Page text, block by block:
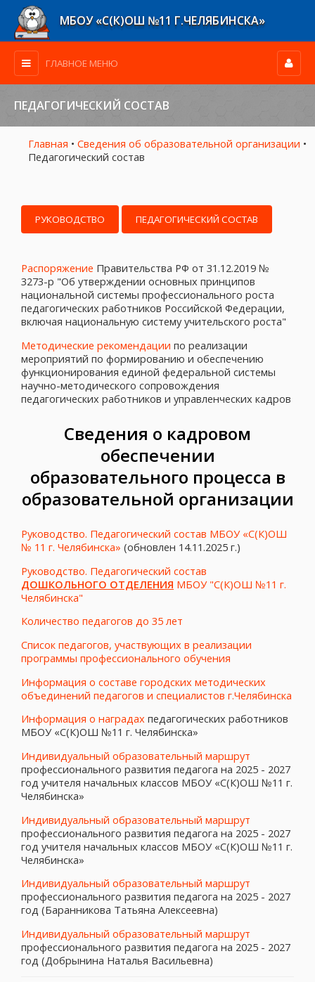
МБОУ «С(К)ОШ №11 Г.ЧЕЛЯБИНСКА»
ГЛАВНОЕ МЕНЮ
ПЕДАГОГИЧЕСКИЙ СОСТАВ
Главная • Сведения об образовательной организации •
Педагогический состав
РУКОВОДСТВО ПЕДАГОГИЧЕСКИЙ СОСТАВ
Распоряжение Правительства РФ от 31.12.2019 №
3273-р "Об утверждении основных принципов
национальной системы профессионального роста
педагогических работников Российской Федерации,
включая национальную систему учительского роста"
Методические рекомендации по реализации
мероприятий по формированию и обеспечению
функционирования единой федеральной системы
научно-методического сопровождения
педагогических работников и управленческих кадров
Сведения о кадровом
обеспечении
образовательного процесса в
образовательной организации
Руководство. Педагогический состав МБОУ «С(К)ОШ
№ 11 г. Челябинска» (обновлен 14.11.2025 г.)
Руководство. Педагогический состав
ДОШКОЛЬНОГО ОТДЕЛЕНИЯ МБОУ "С(К)ОШ №11 г.
Челябинска"
Количество педагогов до 35 лет
Список педагогов, участвующих в реализации
программы профессионального обучения
Информация о составе городских методических
объединений педагогов и специалистов г.Челябинска
Информация о наградах педагогических работников
МБОУ «С(К)ОШ №11 г. Челябинска»
Индивидуальный образовательный маршрут
профессионального развития педагога на 2025 - 2027
год учителя начальных классов МБОУ «С(К)ОШ №11 г.
Челябинска»
Индивидуальный образовательный маршрут
профессионального развития педагога на 2025 - 2027
год учителя начальных классов МБОУ «С(К)ОШ №11 г.
Челябинска»
Индивидуальный образовательный маршрут
профессионального развития педагога на 2025 - 2027
год (Баранникова Татьяна Алексеевна)
Индивидуальный образовательный маршрут
профессионального развития педагога на 2025 - 2027
год (Добрынина Наталья Васильевна)